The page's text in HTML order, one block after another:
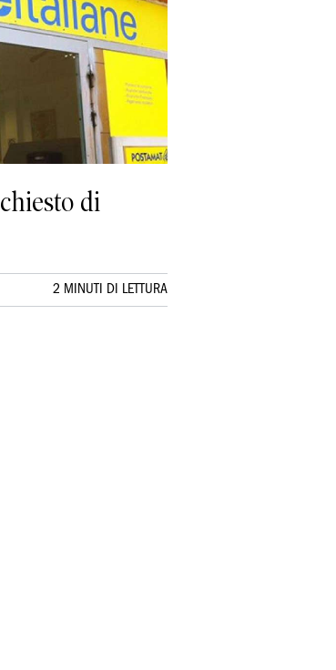
di
2 MINUTI DI LETTURA